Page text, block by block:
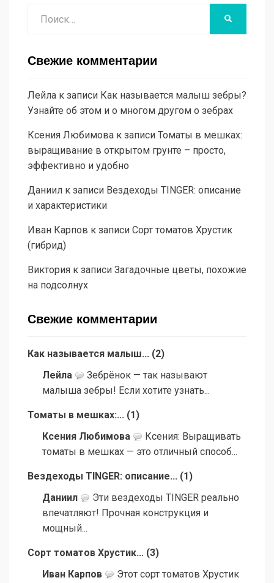
Свежие комментарии
Лейла к записи Как называется малыш зебры?
Узнайте об этом и о многом другом о зебрах
Ксения Любимова к записи Томаты в мешках:
выращивание в открытом грунте – просто,
эффективно и удобно
Даниил к записи Вездеходы TINGER: описание
и характеристики
Иван Карпов к записи Сорт томатов Хрустик
(гибрид)
Виктория к записи Загадочные цветы, похожие
на подсолнух
Свежие комментарии
Как называется малыш... (2)
Лейла
Зебрёнок — так называют
малыша зебры! Если хотите узнать...
Томаты в мешках:... (1 )
Ксения Любимова
Ксения: Выращивать
томаты в мешках — это отличный способ...
Вездеходы TINGER: описание... (1 )
Даниил
Эти вездеходы TINGER реально
впечатляют! Прочная конструкция и
мощный...
Сорт томатов Хрустик... (3)
Иван Карпов
Этот сорт томатов Хрустик